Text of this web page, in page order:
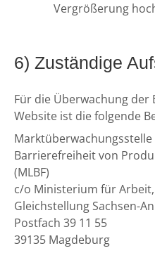
Vergrößerung
6) Zuständige
Für die Überwachung
Website ist die folgende
Barrierefreiheit von
(MLBF)
c/o Ministerium für
Gleichstellung Sachsen-
Postfach 39 11 55
39135 Magdeburg